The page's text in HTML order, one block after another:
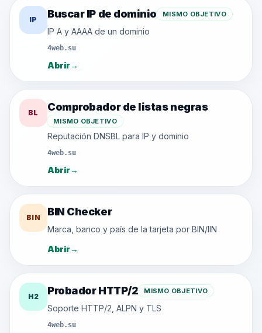
IP Buscar IP de dominio MISMO OBJETIVO
IP A y AAAA de un dominio
4web.su
Abrir→
BL Comprobador de listas negras
MISMO OBJETIVO
Reputación DNSBL para IP y dominio
4web.su
Abrir→
BIN BIN Checker
Marca, banco y país de la tarjeta por BIN/IIN
Abrir→
H2 Probador HTTP/2 MISMO OBJETIVO
Soporte HTTP/2, ALPN y TLS
4web.su